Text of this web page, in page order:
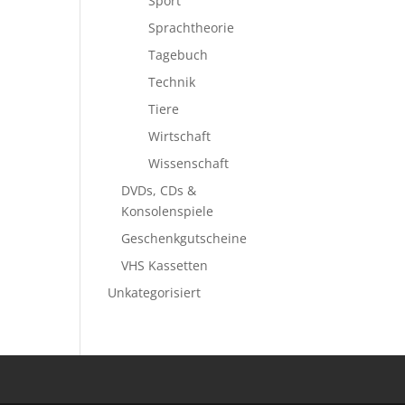
Sprachtheorie
Tagebuch
Technik
Tiere
Wirtschaft
Wissenschaft
DVDs, CDs &
Konsolenspiele
Geschenkgutscheine
VHS Kassetten
Unkategorisiert